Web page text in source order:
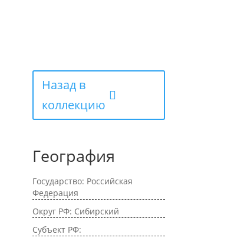
Назад в
коллекцию
География
Государство: Российская
Федерация
Округ РФ: Сибирский
Субъект РФ: